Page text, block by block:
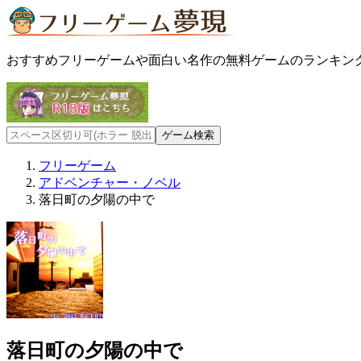
おすすめフリーゲームや面白い名作の無料ゲームのランキン
フリーゲーム
アドベンチャー・ノベル
落日町の夕陽の中で
落日町の夕陽の中で